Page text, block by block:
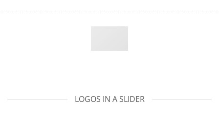
LOGOS IN A SLIDER